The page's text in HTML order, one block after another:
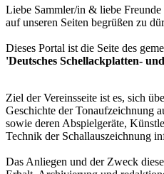
Liebe Sammler/in & liebe Freunde
auf unseren Seiten begrüßen zu
Dieses Portal ist die Seite des
'Deutsches Schellackplatten-
Ziel der Vereinsseite ist es, sich
Geschichte der Tonaufzeichnung
sowie deren Abspielgeräte,
Technik der Schallauszeichnung
Das Anliegen und der Zweck